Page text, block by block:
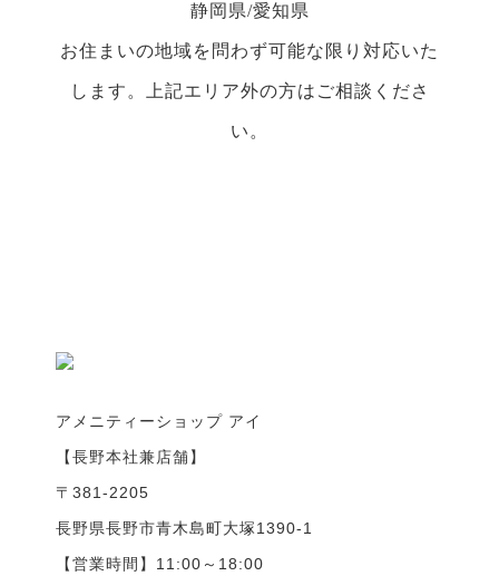
静岡県/愛知県
お住まいの地域を問わず可能な限り対応いた
します。上記エリア外の方はご相談くださ
い。
アメニティーショップ アイ
【長野本社兼店舗】
〒381-2205
長野県長野市青木島町大塚1390-1
【営業時間】11:00～18:00